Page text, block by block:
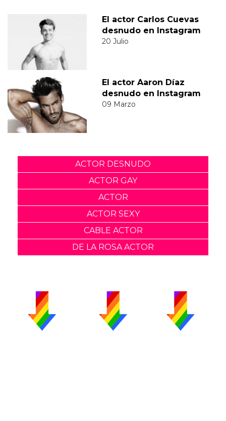
El actor Carlos Cuevas
desnudo en Instagram
20 Julio
El actor Aaron Díaz
desnudo en Instagram
09 Marzo
ACTOR DESNUDO
ACTOR GAY
ACTOR
ACTOR SEXY
CABLE ACTOR
DE LA ROSA ACTOR